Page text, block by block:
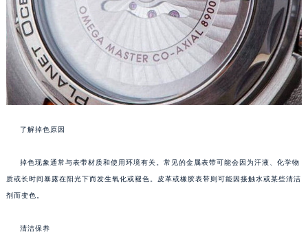
了解掉色原因
掉色现象通常与表带材质和使用环境有关。常见的金属表带可能会因为汗液、化学物
质或长时间暴露在阳光下而发生氧化或褪色。皮革或橡胶表带则可能因接触水或某些清洁
剂而变色。
清洁保养